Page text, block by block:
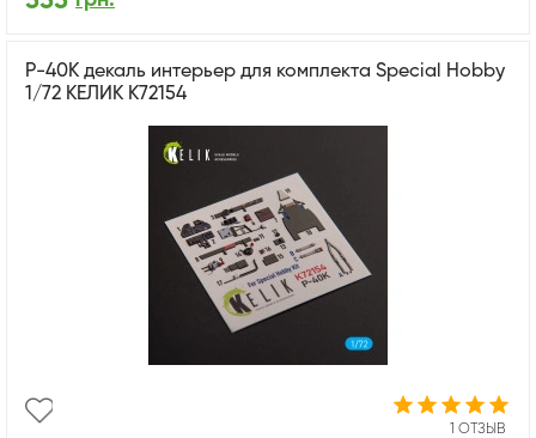
P-40K декаль интерьер для комплекта Special Hobby
1/72 КЕЛИК K72154
1 ОТЗЫВ